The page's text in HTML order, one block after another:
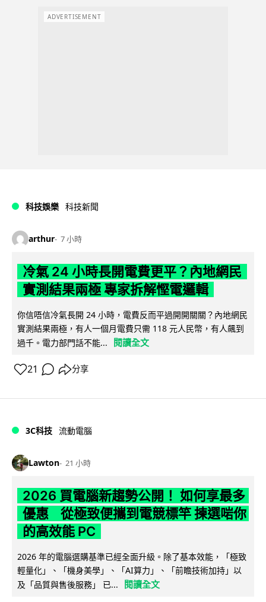
ADVERTISEMENT
科技娛樂 科技新聞
arthur 7 小時
冷氣 24 小時長開電費更平？內地網民
實測結果兩極 專家拆解慳電邏輯
你信唔信冷氣長開 24 小時，電費反而平過開開關關？內地網民
實測結果兩極，有人一個月電費只需 118 元人民幣，有人飆到
過千。電力部門話不能...
閱讀全文
21 分享
3C科技 流動電腦
Lawton 21 小時
2026 買電腦新趨勢公開！ 如何享最多
優惠 從極致便攜到電競標竿 揀選啱你
的高效能 PC
2026 年的電腦選購基準已經全面升級。除了基本效能，「極致
輕量化」、「機身美學」、「AI算力」、「前瞻技術加持」以
及「品質與售後服務」 已...
閱讀全文